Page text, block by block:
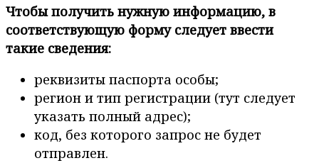
Чтобы получить нужную информацию, в
соответствующую форму следует ввести
такие сведения:
реквизиты паспорта особы;
регион и тип регистрации (тут следует
указать полный адрес);
код, без которого запрос не будет
отправлен.